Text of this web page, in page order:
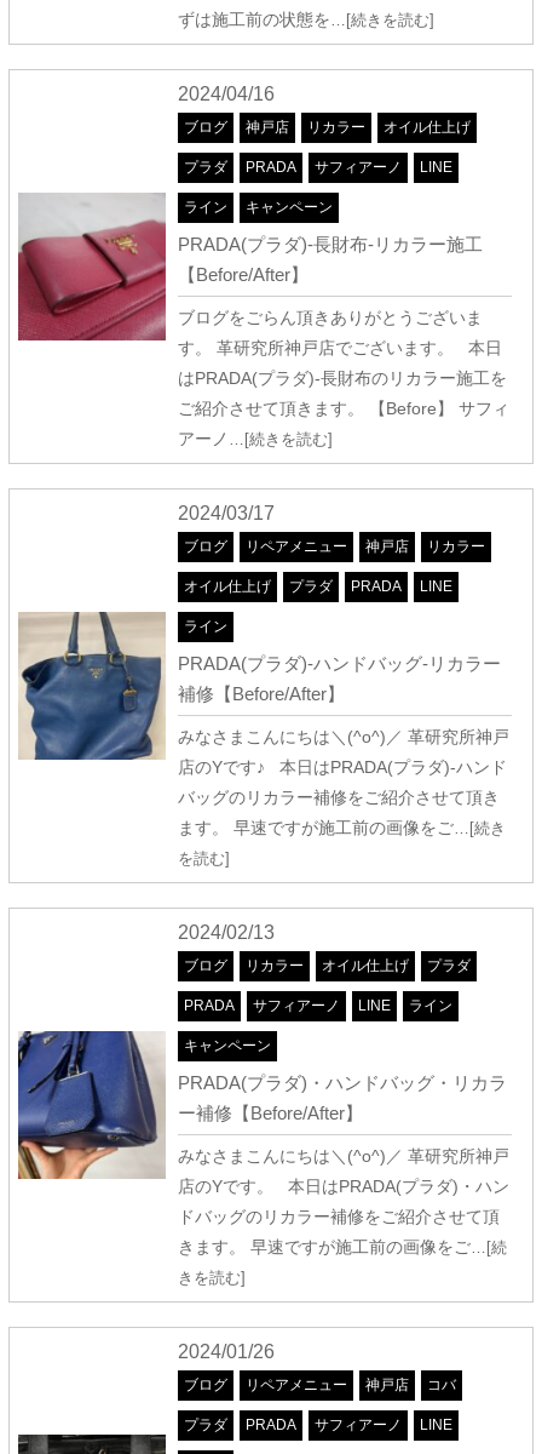
ずは施工前の状態を…[続きを読む]
2024/04/16
ブログ 神戸店 リカラー オイル仕上げ
プラダ PRADA サフィアーノ LINE
ライン キャンペーン
PRADA(プラダ)-長財布-リカラー施工
【Before/After】
ブログをごらん頂きありがとうございま
す。 革研究所神戸店でございます。 本日
はPRADA(プラダ)-長財布のリカラー施工を
ご紹介させて頂きます。 【Before】 サフィ
アーノ …[続きを読む]
2024/03/17
ブログ リペアメニュー 神戸店 リカラー
オイル仕上げ プラダ PRADA LINE
ライン
PRADA(プラダ)-ハンドバッグ-リカラー
補修【Before/After】
みなさまこんにちは＼(^o^)／ 革研究所神戸
店のYです♪ 本日はPRADA(プラダ)-ハンド
バッグのリカラー補修をご紹介させて頂き
ます。 早速ですが施工前の画像をご…[続き
を読む]
2024/02/13
ブログ リカラー オイル仕上げ プラダ
PRADA サフィアーノ LINE ライン
キャンペーン
PRADA(プラダ)・ハンドバッグ・リカラ
ー補修【Before/After】
みなさまこんにちは＼(^o^)／ 革研究所神戸
店のYです。 本日はPRADA(プラダ)・ハン
ドバッグのリカラー補修をご紹介させて頂
きます。 早速ですが施工前の画像をご…[続
きを読む]
2024/01/26
ブログ リペアメニュー 神戸店 コバ
プラダ PRADA サフィアーノ LINE